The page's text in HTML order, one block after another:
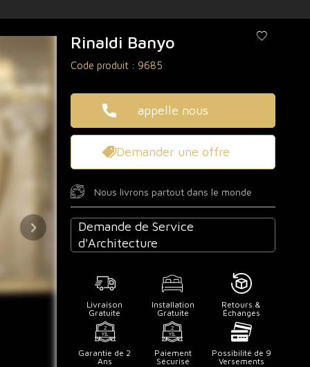
Rinaldi Banyo
Code produit : 9685
appelle nous
Demander une offre
Nous livrons partout dans le monde
Demande de Service
d'Architecture
Livraison
Gratuite
Installation
Gratuite
Retours &
Échanges
Garantie de 2
Ans
Paiement
Sécurisé
Possibilité de 9
Versements